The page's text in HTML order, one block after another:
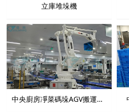
立庫堆垛機
中央廚房凈菜碼垛AGV搬運設備